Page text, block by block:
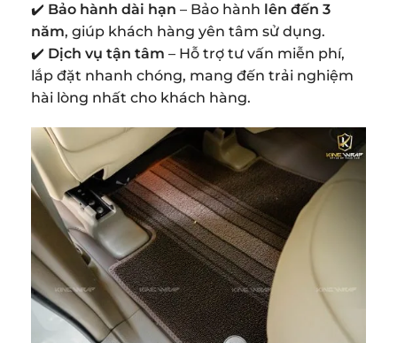
✔️ Bảo hành dài hạn – Bảo hành lên đến 3
năm, giúp khách hàng yên tâm sử dụng.
✔️ Dịch vụ tận tâm – Hỗ trợ tư vấn miễn phí,
lắp đặt nhanh chóng, mang đến trải nghiệm
hài lòng nhất cho khách hàng.